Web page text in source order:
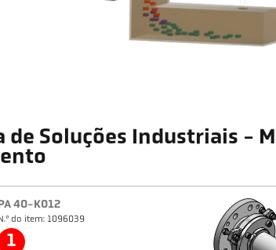
de Soluções Industriais -
40-K012
do item: 1096039
1